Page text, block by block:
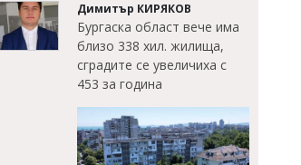
Димитър КИРЯКОВ
Бургаска област вече има
близо 338 хил. жилища,
сградите се увеличиха с
453 за година